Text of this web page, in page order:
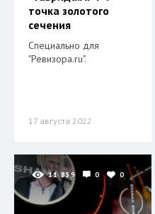
точка золотого
сечения
Специально для
"Ревизора.ru".
17 августа 2022
11 859 0 0